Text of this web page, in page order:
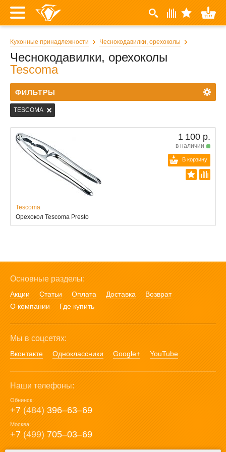
Кухонные принадлежности Чеснокодавилки, орехоколы
Чеснокодавилки, орехоколы
Tescoma
ФИЛЬТРЫ
TESCOMA
1 100 р.
в наличии
В корзину
Tescoma
Орехокол Tescoma Presto
Основные разделы:
Акции Статьи Оплата Доставка
Возврат
О компании
Где купить
Мы в соцсетях:
Вконтакте Одноклассники Google+ YouTube
Наши телефоны:
Обнинск:
+7 (484) 396‒63‒69
Москва:
+7 (499) 705‒03‒69